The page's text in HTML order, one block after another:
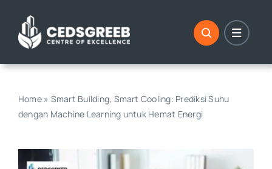
content
Home» Smart Building, Smart Cooling: Prediksi Suhu
dengan Machine Learning untuk Hemat Energi